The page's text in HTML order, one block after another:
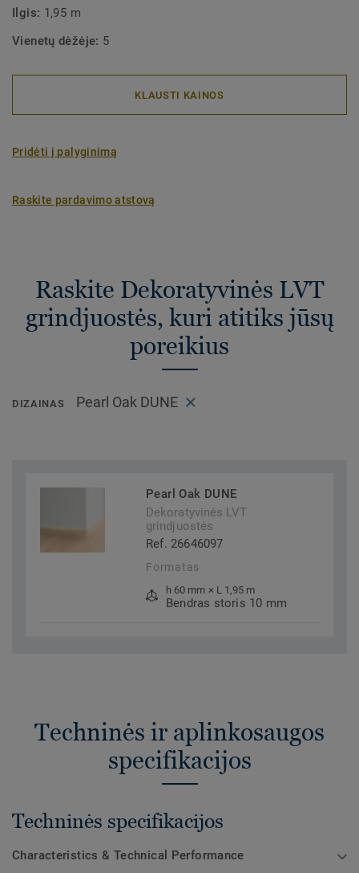
Ilgis: 1,95 m
Vienetų dėžėje: 5
KLAUSTI KAINOS
Pridėti į palyginimą
Raskite pardavimo atstovą
Raskite Dekoratyvinės LVT
grindjuostės, kuri atitiks jūsų
poreikius
DIZAINAS Pearl Oak DUNE
Pearl Oak DUNE
Dekoratyvinės LVT
grindjuostės
Ref. 26646097
Formatas
h 60 mm × L 1,95 m
Bendras storis 10 mm
Techninės ir aplinkosaugos
specifikacijos
Techninės specifikacijos
Characteristics & Technical Performance